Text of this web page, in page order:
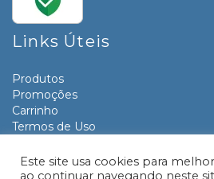
Links Úteis
Produtos
Promoções
Carrinho
Termos de Uso
Contato
Este site usa cookies para
ao continuar navegando neste